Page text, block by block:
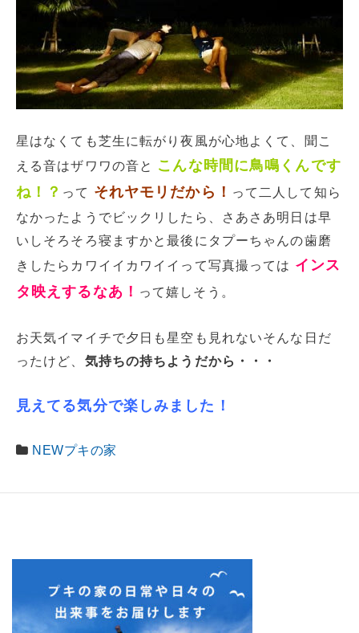
星はなくても芝生に転がり夜風が心地よくて、聞こ
える音はザワワの音と こんな時間に鳥鳴くんです
ね！？ って それヤモリだから！ って二人して知ら
なかったようでビックリしたら、さあさあ明日は早
いしそろそろ寝ますかと最後にタプーちゃんの歯磨
きしたらカワイイカワイイって写真撮っては インス
タ映えするなあ！ って嬉しそう。
お天気イマイチで夕日も星空も見れないそんな日だ
ったけど、 気持ちの持ちようだから・・・
見えてる気分で楽しみました！
NEWプキの家